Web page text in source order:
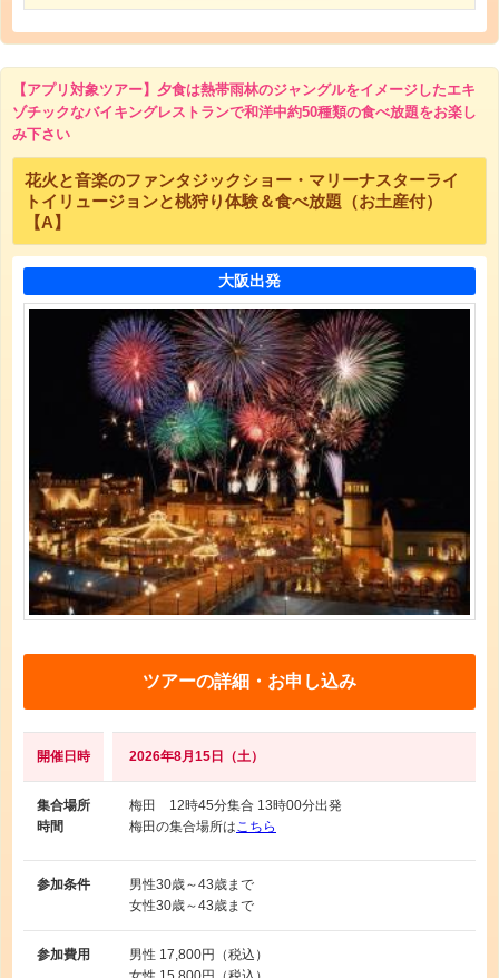
【アプリ対象ツアー】夕食は熱帯雨林のジャングルをイメージしたエキ
ゾチックなバイキングレストランで和洋中約50種類の食べ放題をお楽し
み下さい
花火と音楽のファンタジックショー・マリーナスターライ
トイリュージョンと桃狩り体験＆食べ放題（お土産付）
【A】
大阪出発
ツアーの詳細・お申し込み
開催日時 2026年8月15日（土）
集合場所
時間
梅田 12時45分集合 13時00分出発
梅田の集合場所は こちら
参加条件 男性30歳～43歳まで
女性30歳～43歳まで
参加費用 男性 17,800円（税込）